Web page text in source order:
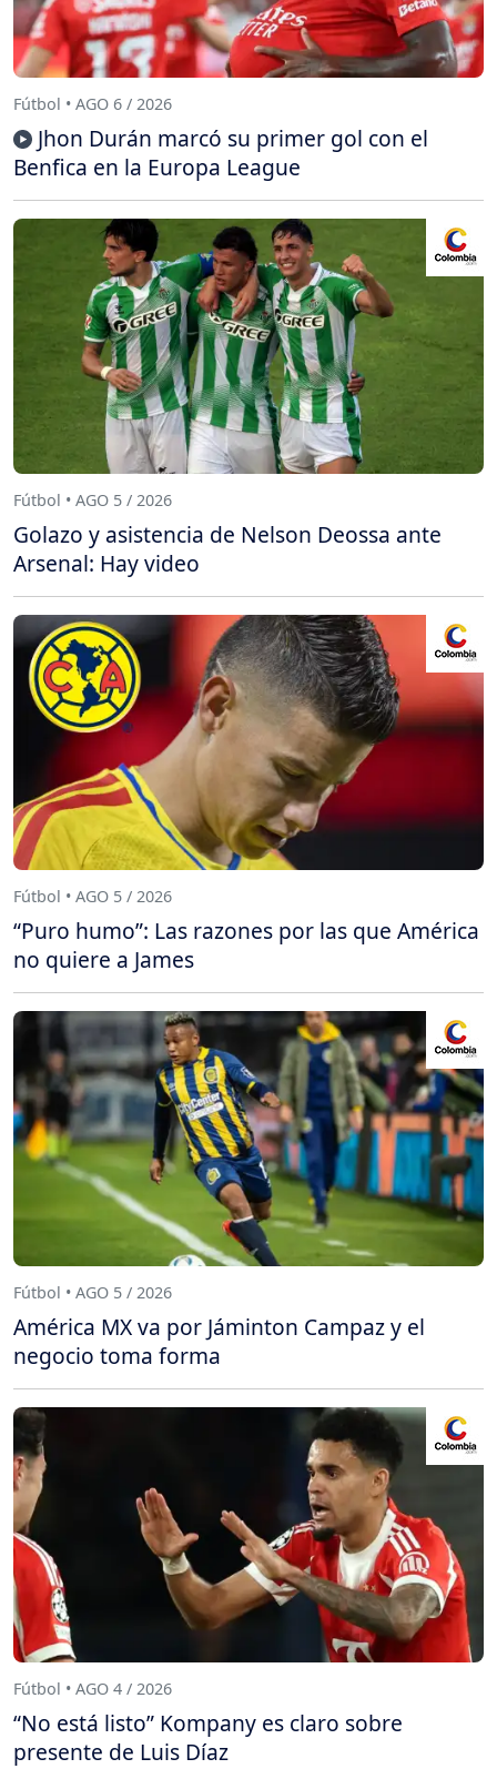
Fútbol • AGO 6 / 2026
Jhon Durán marcó su primer gol con el
Benfica en la Europa League
Fútbol • AGO 5 / 2026
Golazo y asistencia de Nelson Deossa ante
Arsenal: Hay video
Fútbol • AGO 5 / 2026
“Puro humo”: Las razones por las que América
no quiere a James
Fútbol • AGO 5 / 2026
América MX va por Jáminton Campaz y el
negocio toma forma
Fútbol • AGO 4 / 2026
“No está listo” Kompany es claro sobre
presente de Luis Díaz